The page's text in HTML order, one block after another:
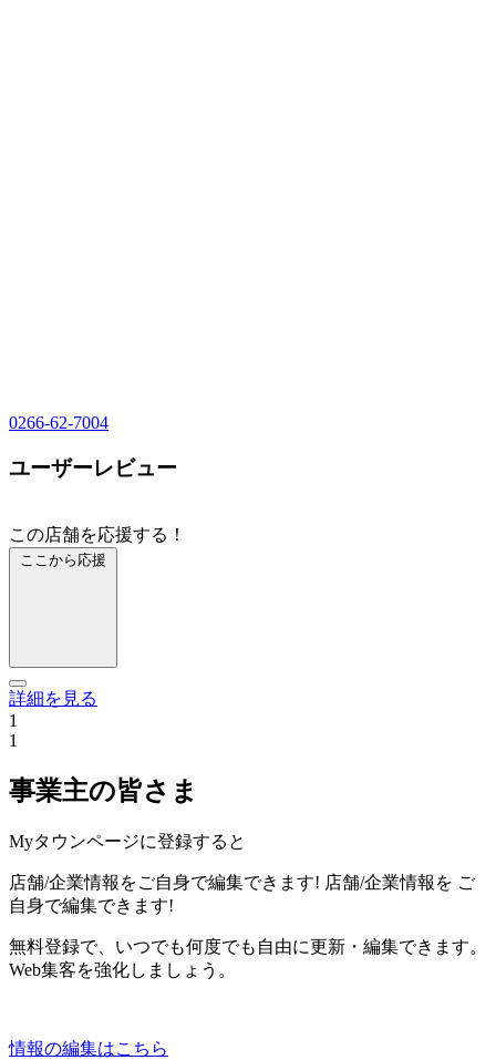
0266-62-7004
ユーザーレビュー
この店舗を応援する！
ここから応援
詳細を見る
1
1
事業主の皆さま
Myタウンページに登録すると
店舗/企業情報をご自身で編集できます! 店舗/企業情報を ご
自身で編集できます!
無料登録で、いつでも何度でも自由に更新・編集できます。
Web集客を強化しましょう。
情報の編集はこちら